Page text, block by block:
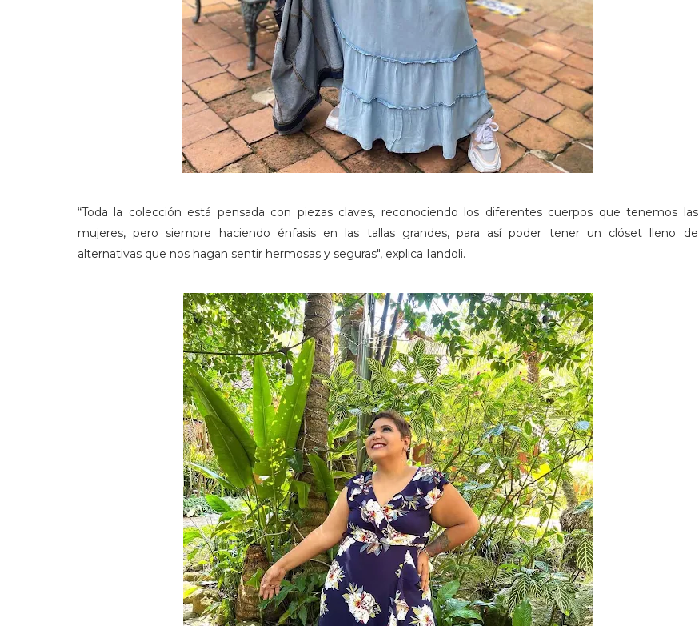
“Toda la colección está pensada con piezas claves, reconociendo los diferentes cuerpos que tenemos las
mujeres, pero siempre haciendo énfasis en las tallas grandes, para así poder tener un clóset lleno de
alternativas que nos hagan sentir hermosas y seguras", explica Iandoli.